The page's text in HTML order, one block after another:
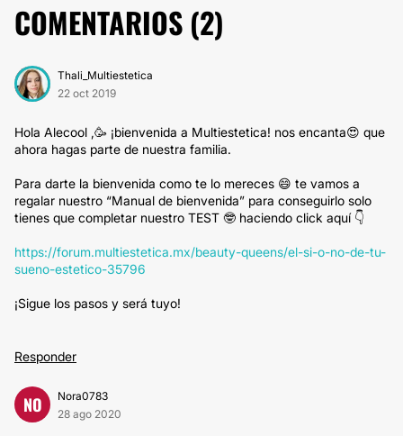
COMENTARIOS (2)
Thali_Multiestetica
22 oct 2019
Hola Alecool ,🥳 ¡bienvenida a Multiestetica! nos encanta😍 que
ahora hagas parte de nuestra familia.
Para darte la bienvenida como te lo mereces 😄 te vamos a
regalar nuestro “Manual de bienvenida” para conseguirlo solo
tienes que completar nuestro TEST 🤓 haciendo click aquí 👇
https://forum.multiestetica.mx/beauty-queens/el-si-o-no-de-tu-
sueno-estetico-35796
¡Sigue los pasos y será tuyo!
Responder
NO
Nora0783
28 ago 2020